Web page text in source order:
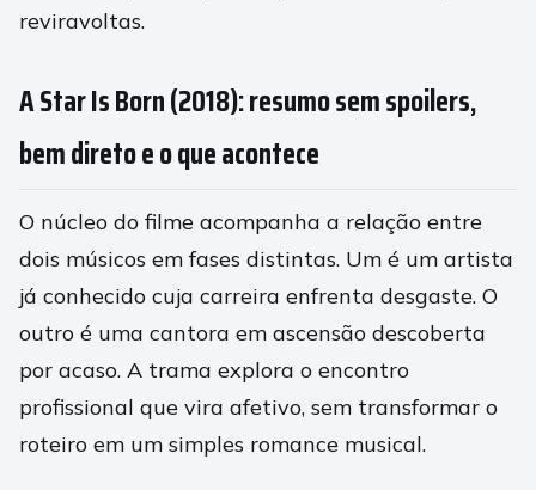
reviravoltas.
A Star Is Born (2018): resumo sem spoilers,
bem direto e o que acontece
O núcleo do filme acompanha a relação entre
dois músicos em fases distintas. Um é um artista
já conhecido cuja carreira enfrenta desgaste. O
outro é uma cantora em ascensão descoberta
por acaso. A trama explora o encontro
profissional que vira afetivo, sem transformar o
roteiro em um simples romance musical.